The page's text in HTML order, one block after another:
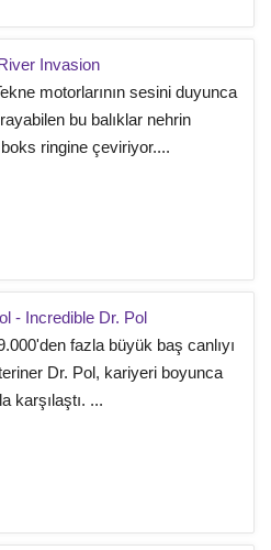
Invasion
motorlarının sesini duyunca
bu balıklar nehrin
ringine çeviriyor....
- Incredible Dr. Pol
fazla büyük baş canlıyı
Dr. Pol, kariyeri boyunca
karşılaştı. ...